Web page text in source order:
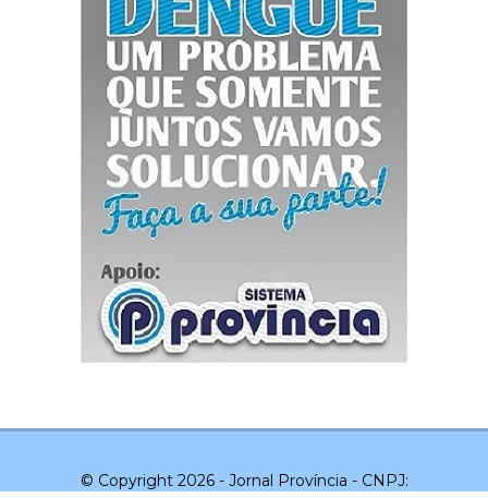
© Copyright 2026 - Jornal Província - CNPJ: